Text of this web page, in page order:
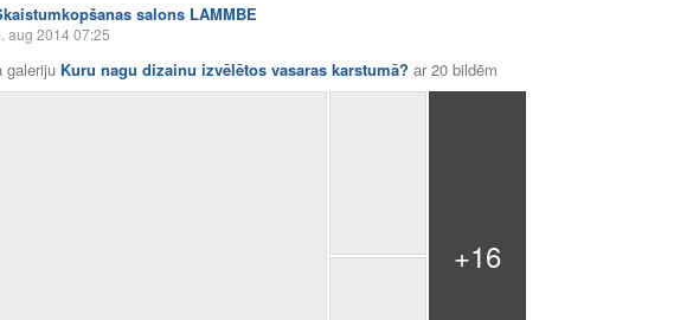
salons LAMMBE
aug 2014 07:25
galeriju Kuru nagu dizainu izvēlētos vasaras karstumā? ar20 bildēm
+16